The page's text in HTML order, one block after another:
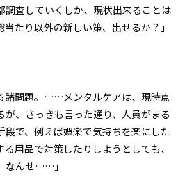
調査していくしか、現状出来ることは
たり以外の新しい策、出せるか？」
諸問題。……メンタルケアは、現時点
が、さっきも言った通り、人員がまる
段で、例えば娯楽で気持ちを楽にした
用品で対策したりしようとしても、
なんせ……」